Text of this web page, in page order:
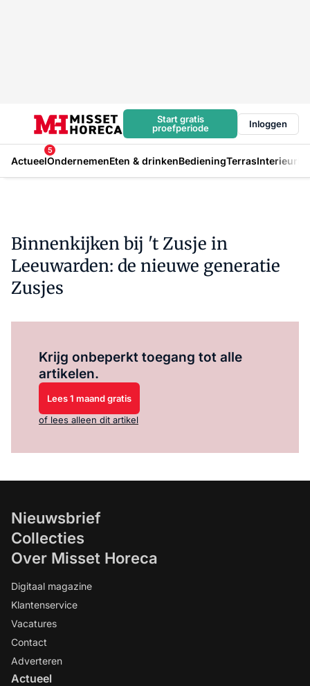
Start gratis
proefperiode
Inloggen
Actueel
5
OndernemenEten & drinkenBedieningTerrasInterieur
Binnenkijken bij 't Zusje in
Leeuwarden: de nieuwe generatie
Zusjes
Krijg onbeperkt toegang tot alle
artikelen.
Lees 1 maand gratis
of lees alleen dit artikel
Nieuwsbrief
Collecties
Over Misset Horeca
Digitaal magazine
Klantenservice
Vacatures
Contact
Adverteren
Actueel